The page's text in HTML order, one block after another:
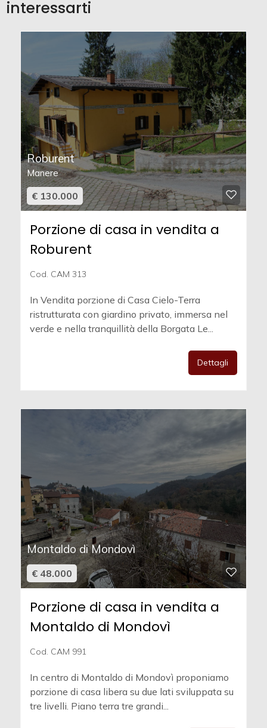
interessarti
Roburent
Manere
€ 130.000
Porzione di casa in vendita a
Roburent
Cod. CAM 313
In Vendita porzione di Casa Cielo-Terra
ristrutturata con giardino privato, immersa nel
verde e nella tranquillità della Borgata Le...
Dettagli
Montaldo di Mondovì
€ 48.000
Porzione di casa in vendita a
Montaldo di Mondovì
Cod. CAM 991
In centro di Montaldo di Mondovì proponiamo
porzione di casa libera su due lati sviluppata su
tre livelli. Piano terra tre grandi...